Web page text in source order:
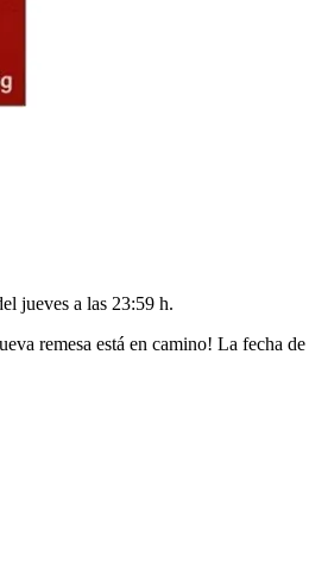
jueves a las 23:59 h.
remesa está en camino! La fecha